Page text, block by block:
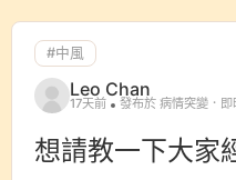
#中風
Leo Chan
17天前 發布於 病情突變．即
想請教一下大家